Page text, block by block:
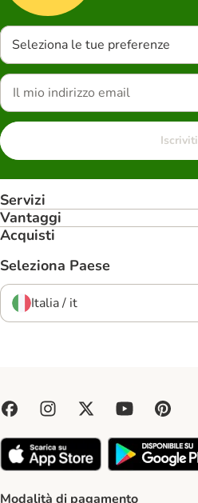
Seleziona le tue preferenze
Iscriviti
Servizi
Vantaggi
Acquisti
Seleziona Paese
Italia / it
Modalità di pagamento